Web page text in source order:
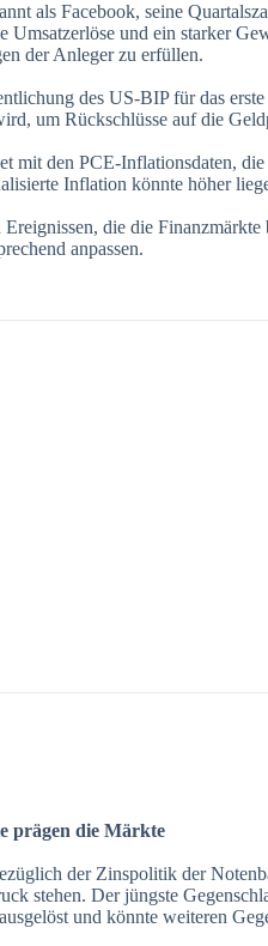
als Facebook, seine
und ein starker
der Anleger zu erfüllen.
des US-BIP für das
um Rückschlüsse auf die
mit den PCE-Inflationsdaten,
Inflation könnte höher
die die
anpassen.
prägen die Märkte
der Zinspolitik der
stehen. Der jüngste
und könnte weiteren